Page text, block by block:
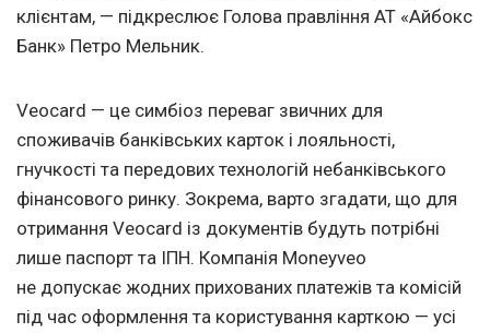
клієнтам, — підкреслює Голова правління АТ «Айбокс
Банк» Петро Мельник.
Veocard — це симбіоз переваг звичних для
споживачів банківських карток і лояльності,
гнучкості та передових технологій небанківського
фінансового ринку. Зокрема, варто згадати, що для
отримання Veocard із документів будуть потрібні
лише паспорт та ІПН. Компанія Moneyveo
не допускає жодних прихованих платежів та комісій
під час оформлення та користування карткою — усі